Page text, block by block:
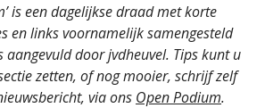
is een dagelijkse draad met korte
en links voornamelijk samengesteld
aangevuld door jvdheuvel. Tips kunt u
zetten, of nog mooier, schrijf zelf
via ons Open Podium.